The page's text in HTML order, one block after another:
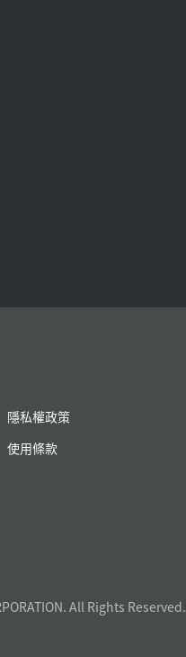
隱私權政策
使用條款
All Rights Reserved.